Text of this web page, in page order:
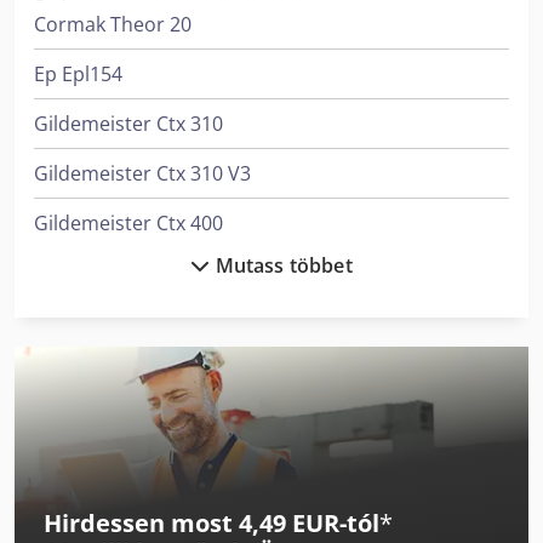
Cormak Theor 20
Ep Epl154
Gildemeister Ctx 310
Gildemeister Ctx 310 V3
Gildemeister Ctx 400
Gildemeister Nef 400
Hermle C 400
Knuth R 32 Basic
Knuth V-Turn 410 Pro
Mutass többet
Hirdessen most 4,49 EUR-tól*